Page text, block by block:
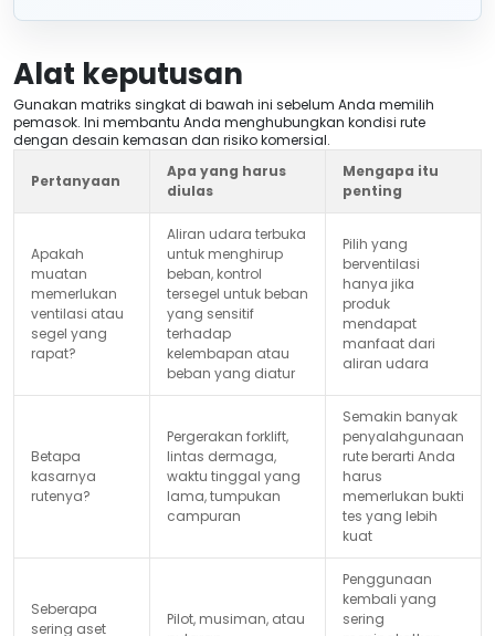
Alat keputusan
Gunakan matriks singkat di bawah ini sebelum Anda memilih
pemasok. Ini membantu Anda menghubungkan kondisi rute
dengan desain kemasan dan risiko komersial.
Pertanyaan
Apa yang harus
diulas
Mengapa itu
penting
Apakah
muatan
memerlukan
ventilasi atau
segel yang
rapat?
Aliran udara terbuka
untuk menghirup
beban, kontrol
tersegel untuk beban
yang sensitif
terhadap
kelembapan atau
beban yang diatur
Pilih yang
berventilasi
hanya jika
produk
mendapat
manfaat dari
aliran udara
Betapa
kasarnya
rutenya?
Pergerakan forklift,
lintas dermaga,
waktu tinggal yang
lama, tumpukan
campuran
Semakin banyak
penyalahgunaan
rute berarti Anda
harus
memerlukan bukti
tes yang lebih
kuat
Seberapa
sering aset
Pilot, musiman, atau
Penggunaan
kembali yang
sering